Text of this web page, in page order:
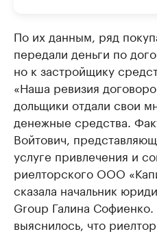
По их данным, ряд
передали деньги по
но к застройщику
«Наша ревизия
дольщики отдали свои
денежные средства.
Войтович,
услуге привлечения и
риелторского ООО
сказала начальник
Group Галина
выяснилось, что